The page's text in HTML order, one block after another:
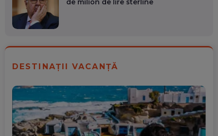
de milion de lire sterline
DESTINAȚII VACANȚĂ